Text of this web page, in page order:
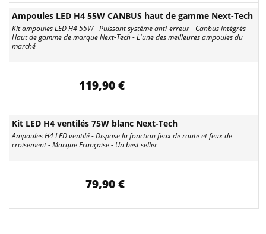
Ampoules LED H4 55W CANBUS haut de gamme Next-Tech
Kit ampoules LED H4 55W - Puissant système anti-erreur - Canbus intégrés -
Haut de gamme de marque Next-Tech - L'une des meilleures ampoules du
marché
119,90 €
Kit LED H4 ventilés 75W blanc Next-Tech
Ampoules H4 LED ventilé - Dispose la fonction feux de route et feux de
croisement - Marque Française - Un best seller
79,90 €